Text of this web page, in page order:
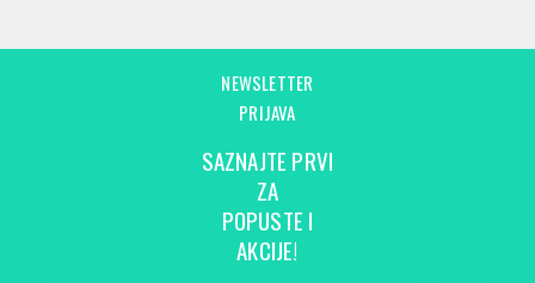
NEWSLETTER
PRIJAVA
SAZNAJTE PRVI
ZA
POPUSTE I
AKCIJE!